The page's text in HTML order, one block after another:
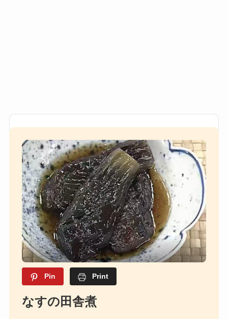
Pin Print
なすの田舎煮